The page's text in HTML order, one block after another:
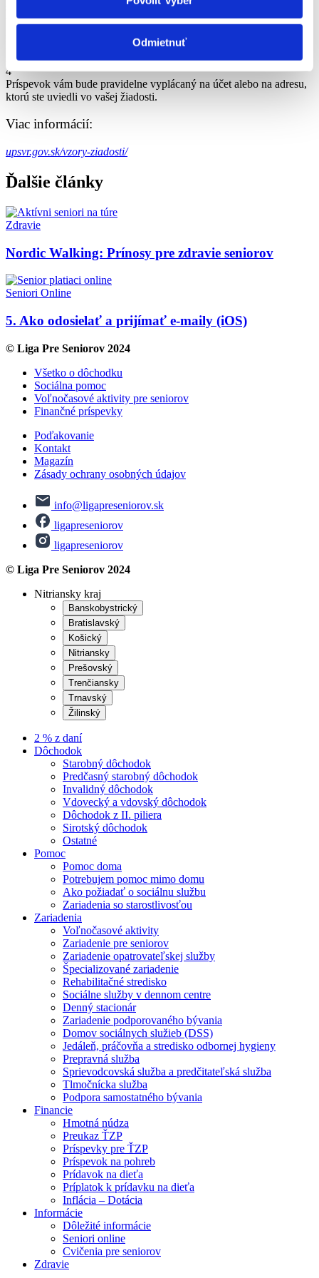
Odmietnuť
ste si pri vyplnení žiadosti nevedeli s niečím poradiť, pracovníci
úradu vám radi pomôžu.
Počkajte na vyjadrenie úradu. Toto môže prebehnúť okamžite, v
náročnejších prípadoch to môže trvať až 60 dní.
4
Príspevok vám bude pravidelne vyplácaný na účet alebo na adresu,
ktorú ste uviedli vo vašej žiadosti.
Viac informácií:
upsvr.gov.sk/vzory-ziadosti/
Ďalšie články
Zdravie
Nordic Walking: Prínosy pre zdravie seniorov
Seniori Online
5. Ako odosielať a prijímať e-maily (iOS)
© Liga Pre Seniorov 2024
Všetko o dôchodku
Sociálna pomoc
Voľnočasové aktivity pre seniorov
Finančné príspevky
Poďakovanie
Kontakt
Magazín
Zásady ochrany osobných údajov
info@ligapreseniorov.sk
ligapreseniorov
ligapreseniorov
© Liga Pre Seniorov 2024
Nitriansky kraj
Banskobystrický
Bratislavský
Košický
Nitriansky
Prešovský
Trenčiansky
Trnavský
Žilinský
2 % z daní
Dôchodok
Starobný dôchodok
Predčasný starobný dôchodok
Invalidný dôchodok
Vdovecký a vdovský dôchodok
Dôchodok z II. piliera
Sirotský dôchodok
Ostatné
Pomoc
Pomoc doma
Potrebujem pomoc mimo domu
Ako požiadať o sociálnu službu
Zariadenia so starostlivosťou
Zariadenia
Voľnočasové aktivity
Zariadenie pre seniorov
Zariadenie opatrovateľskej služby
Špecializované zariadenie
Rehabilitačné stredisko
Sociálne služby v dennom centre
Denný stacionár
Zariadenie podporovaného bývania
Domov sociálnych služieb (DSS)
Jedáleň, práčovňa a stredisko odbornej hygieny
Prepravná služba
Sprievodcovská služba a predčitateľská služba
Tlmočnícka služba
Podpora samostatného bývania
Financie
Hmotná núdza
Preukaz ŤZP
Príspevky pre ŤZP
Príspevok na pohreb
Prídavok na dieťa
Príplatok k prídavku na dieťa
Inflácia – Dotácia
Informácie
Dôležité informácie
Seniori online
Cvičenia pre seniorov
Zdravie